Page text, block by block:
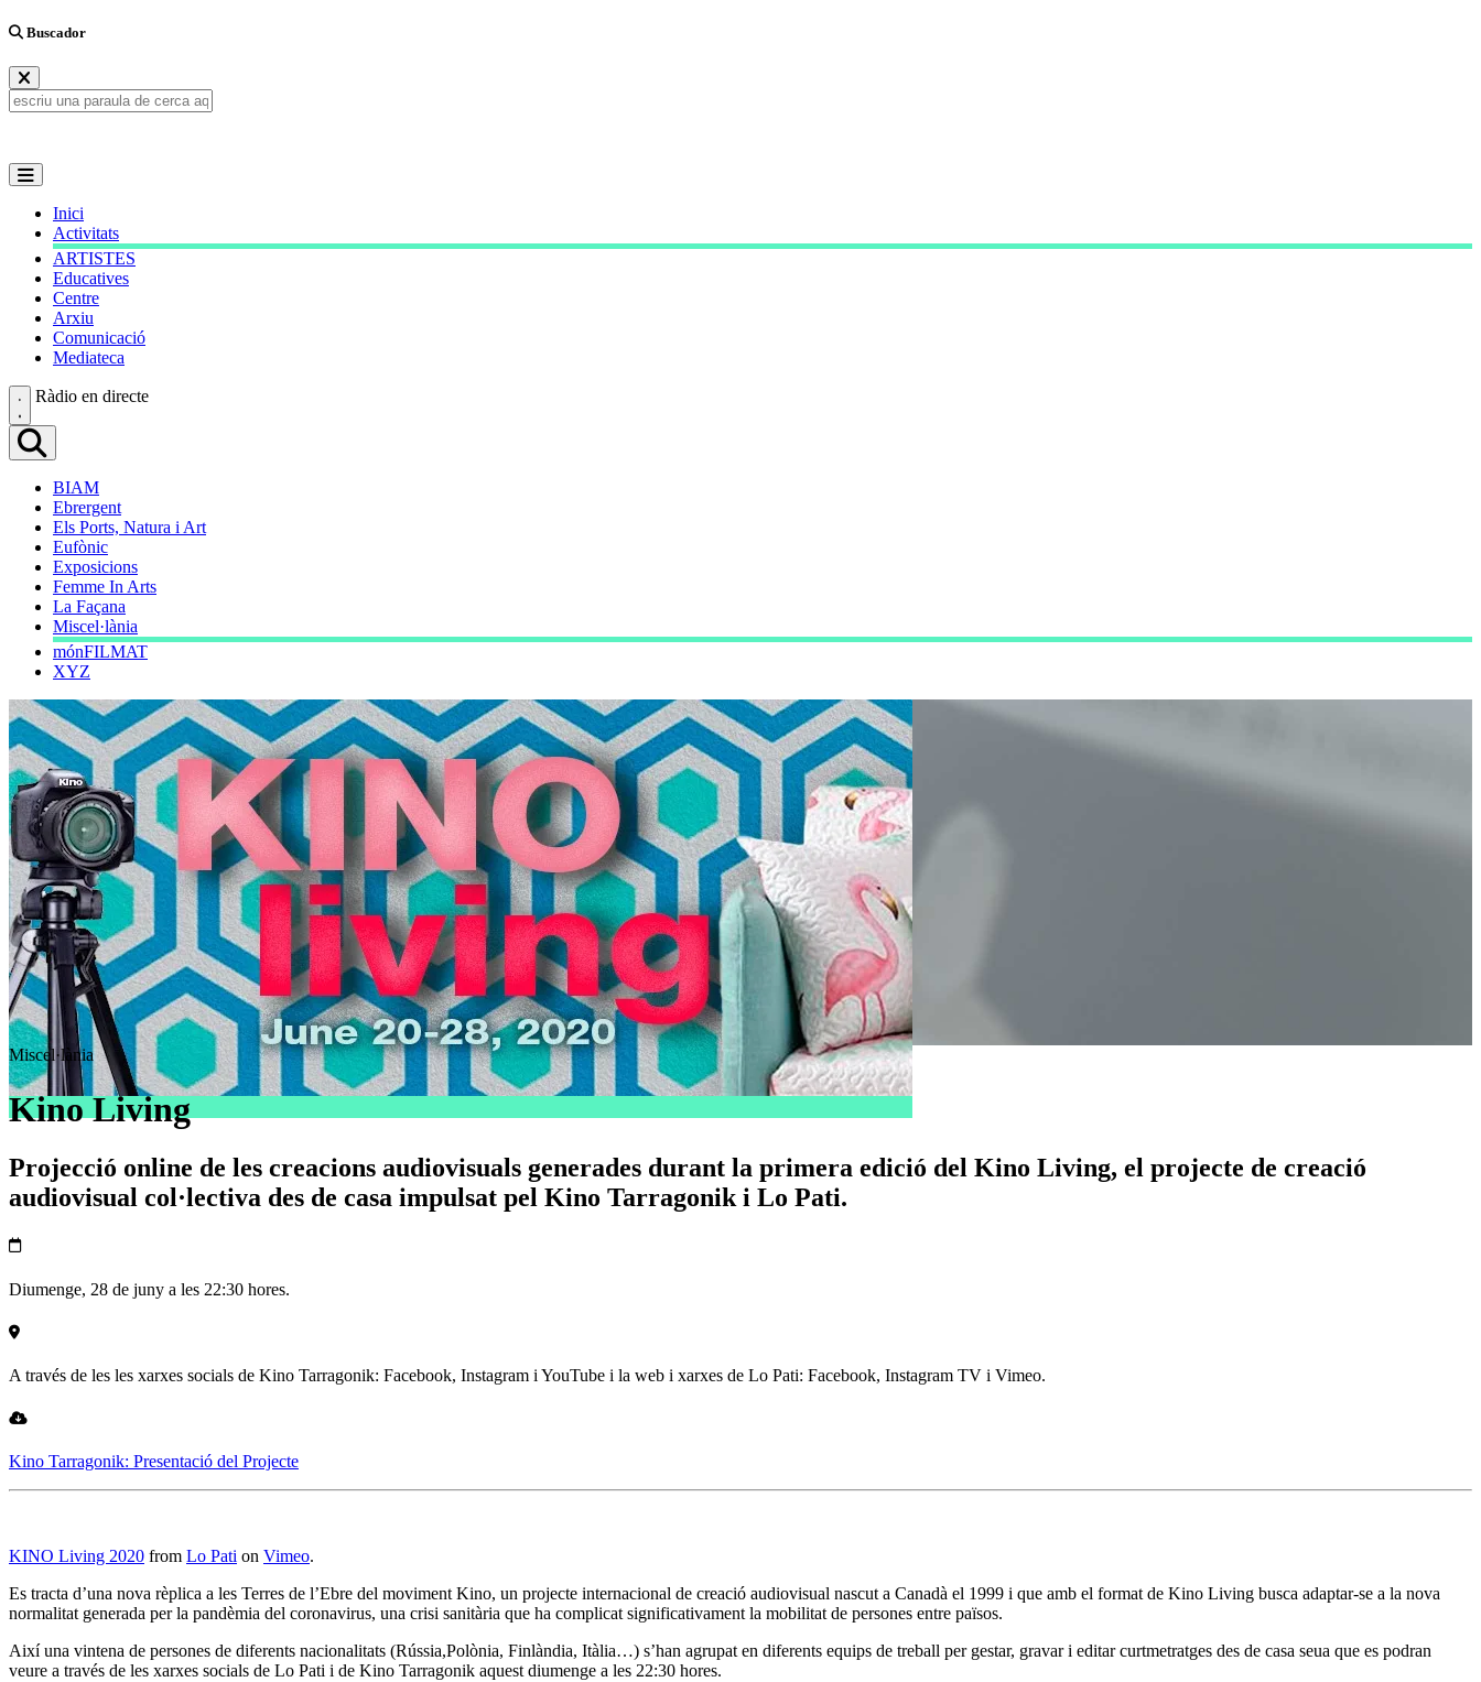
Buscador
Inici
Activitats
ARTISTES
Educatives
Centre
Arxiu
Comunicació
Mediateca
Ràdio en directe
BIAM
Ebrergent
Els Ports, Natura i Art
Eufònic
Exposicions
Femme In Arts
La Façana
Miscel·lània
mónFILMAT
XYZ
Miscel·lània
Kino Living
Projecció online de les creacions audiovisuals generades durant la primera edició del Kino Living, el projecte de creació
audiovisual col·lectiva des de casa impulsat pel Kino Tarragonik i Lo Pati.
Diumenge, 28 de juny a les 22:30 hores.
A través de les les xarxes socials de Kino Tarragonik: Facebook, Instagram i YouTube i la web i xarxes de Lo Pati: Facebook, Instagram TV i Vimeo.
Kino Tarragonik: Presentació del Projecte
KINO Living 2020 from Lo Pati on Vimeo.
Es tracta d’una nova rèplica a les Terres de l’Ebre del moviment Kino, un projecte internacional de creació audiovisual nascut a Canadà el 1999 i que amb el format de Kino Living busca adaptar-se a la nova
normalitat generada per la pandèmia del coronavirus, una crisi sanitària que ha complicat significativament la mobilitat de persones entre països.
Així una vintena de persones de diferents nacionalitats (Rússia,Polònia, Finlàndia, Itàlia…) s’han agrupat en diferents equips de treball per gestar, gravar i editar curtmetratges des de casa seua que es podran
veure a través de les xarxes socials de Lo Pati i de Kino Tarragonik aquest diumenge a les 22:30 hores.